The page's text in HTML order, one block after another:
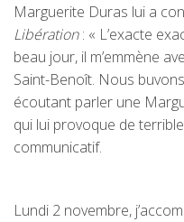
Marguerite Duras lui a
Libération: « L’exacte
beau jour, il m’emmène
Saint-Benoît. Nous
écoutant parler une
qui lui provoque de
communicatif.
Lundi 2 novembre,